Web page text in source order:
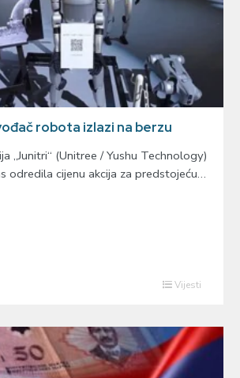
robota izlazi na berzu
„Junitri“ (Unitree / Yushu Technology)
odredila cijenu akcija za predstojeću…
Vijesti